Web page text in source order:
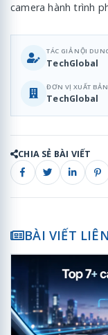
camera hành trình
TÁC GIẢ NỘI
TechGlobal
ĐƠN VỊ XUẤT BẢN
TechGlobal
CHIA SẺ BÀI VIẾT
BÀI VIẾT